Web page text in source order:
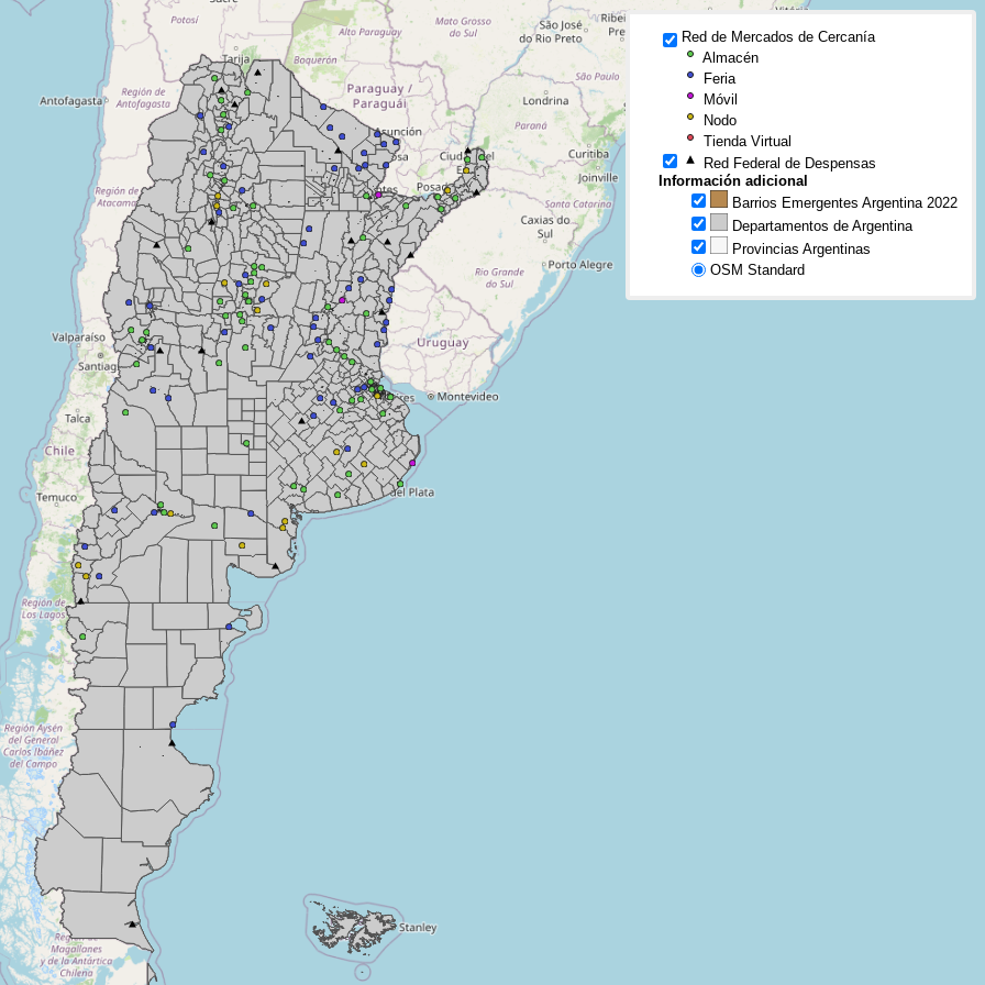
Red de Mercados de Cercanía
Almacén
Feria
Móvil
Nodo
Tienda Virtual
Red Federal de Despensas
Información adicional
Barrios Emergentes Argentina 2022
Departamentos de Argentina
Provincias Argentinas
OSM Standard